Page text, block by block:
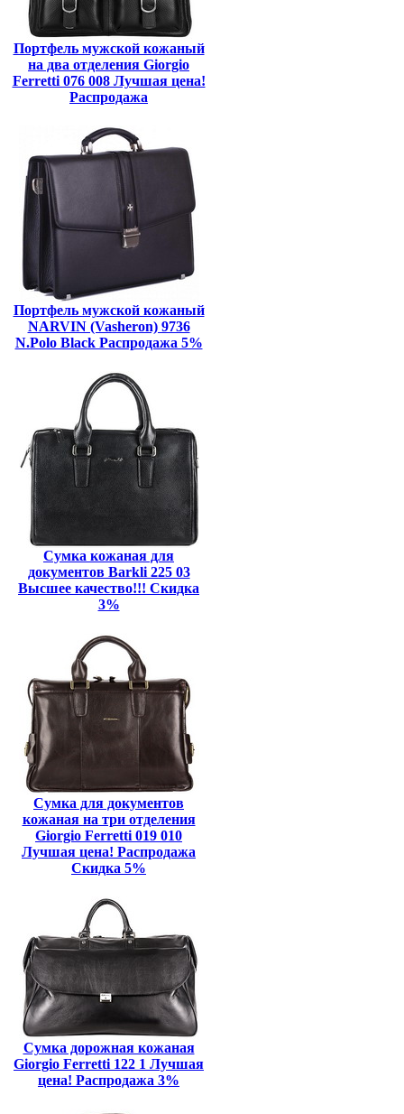
Портфель мужской кожаный
на два отделения Giorgio
Ferretti 076 008 Лучшая цена!
Распродажа
Портфель мужской кожаный
NARVIN (Vasheron) 9736
N.Polo Black Распродажа 5%
Сумка кожаная для
документов Barkli 225 03
Высшее качество!!! Скидка
3%
Сумка для документов
кожаная на три отделения
Giorgio Ferretti 019 010
Лучшая цена! Распродажа
Скидка 5%
Сумка дорожная кожаная
Giorgio Ferretti 122 1 Лучшая
цена! Распродажа 3%